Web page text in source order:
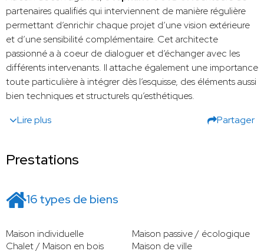
partenaires qualifiés qui interviennent de manière régulière
permettant d’enrichir chaque projet d’une vision extérieure
et d’une sensibilité complémentaire. Cet architecte
passionné a à coeur de dialoguer et d’échanger avec les
différents intervenants. Il attache également une importance
toute particulière à intégrer dès l’esquisse, des éléments aussi
bien techniques et structurels qu’esthétiques.
Lire plus
Partager
Prestations
16 types de biens
Maison individuelle
Maison passive / écologique
Chalet / Maison en bois
Maison de ville